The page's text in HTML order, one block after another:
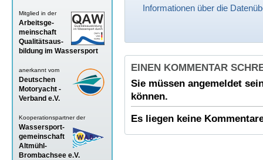
Mitglied in der
Arbeitsge-
meinschaft
Qualitätsaus-
bildung im Wassersport
anerkannt vom
Deutschen
Motoryacht -
Verband e.V.
Kooperationspartner der
Wassersport-
gemeinschaft
Altmühl-
Brombachsee e.V.
Informationen über die
EINEN KOMMENTAR
Sie müssen angemeldet
können.
Es liegen keine